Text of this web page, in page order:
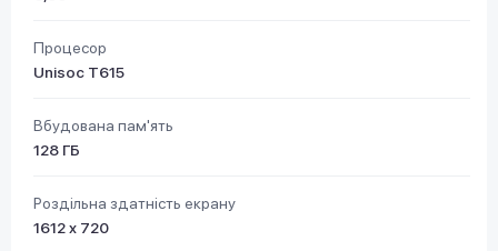
Процесор
Unisoc T615
Вбудована пам'ять
128 ГБ
Роздільна здатність екрану
1612 х 720